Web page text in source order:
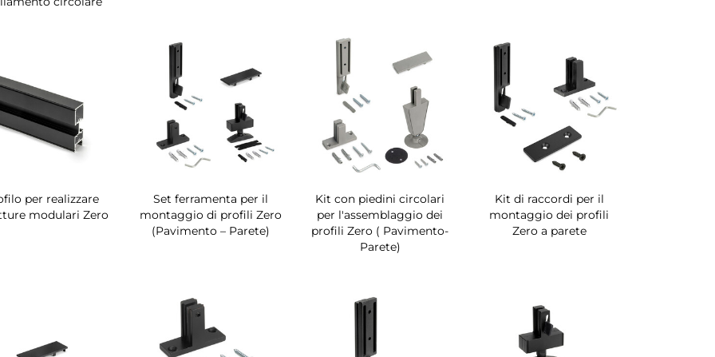
per realizzare
modulari Zero
Set ferramenta per il
montaggio di profili Zero
(Pavimento – Parete)
Kit con piedini circolari
per l'assemblaggio dei
profili Zero ( Pavimento-
Parete)
Kit di raccordi per il
montaggio dei profili
Zero a parete